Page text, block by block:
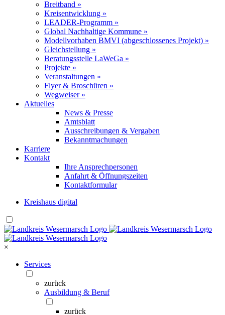
Breitband »
Kreisentwicklung »
LEADER-Programm »
Global Nachhaltige Kommune »
Modellvorhaben BMVI (abgeschlossenes Projekt) »
Gleichstellung »
Beratungsstelle LaWeGa »
Projekte »
Veranstaltungen »
Flyer & Broschüren »
Wegweiser »
Aktuelles
News & Presse
Amtsblatt
Ausschreibungen & Vergaben
Bekanntmachungen
Karriere
Kontakt
Ihre Ansprechpersonen
Anfahrt & Öffnungszeiten
Kontaktformular
Kreishaus digital
×
Services
zurück
Ausbildung & Beruf
zurück